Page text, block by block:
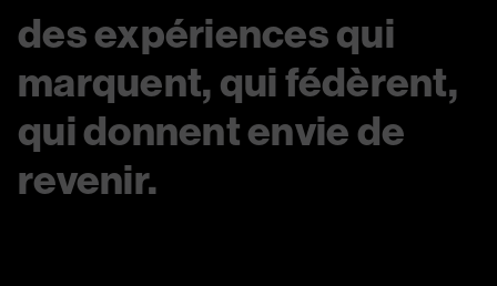
des expériences qui
marquent, qui fédèrent,
qui donnent envie de
revenir.